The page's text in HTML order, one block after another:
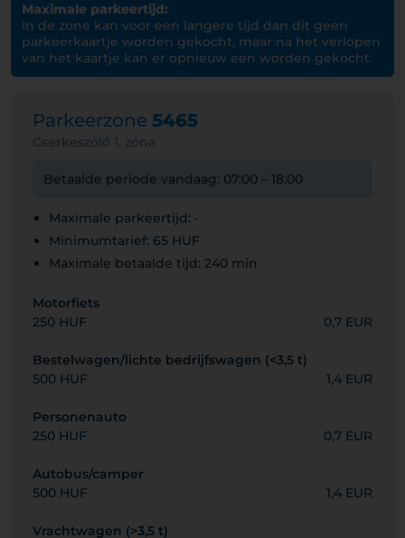
Maximale parkeertijd:
In de zone kan voor een langere tijd dan dit geen
parkeerkaartje worden gekocht, maar na het verlopen
van het kaartje kan er opnieuw een worden gekocht.
Parkeerzone 5465
Cserkeszőlő 1. zóna
Betaalde periode vandaag: 07:00 – 18:00
Maximale parkeertijd: -
Minimumtarief: 65 HUF
Maximale betaalde tijd: 240 min
Motorfiets
250 HUF
0,7 EUR
Bestelwagen/lichte bedrijfswagen (<3,5 t)
500 HUF
1,4 EUR
Personenauto
250 HUF
0,7 EUR
Autobus/camper
500 HUF
1,4 EUR
Vrachtwagen (>3,5 t)